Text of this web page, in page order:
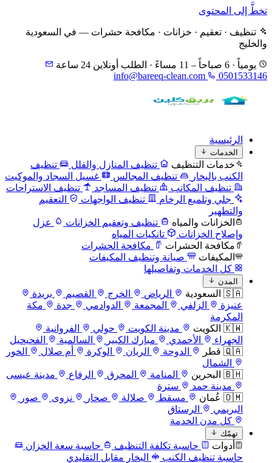
تخطَّ إلى المحتوى
تنظيف · تعقيم · خزانات · مكافحة حشرات — في السعودية
والخليج
يومياً · 6 صباحاً – 11 مساءً · الطلب أونلاين 24 ساعة
info@bareeq-clean.com
0501533146
الرئيسية
الخدمات
خدمات التنظيف تنظيف المنازل والفلل
تنظيف
الكنب بالبخار
تنظيف المجالس
غسيل السجاد والموكيت
تنظيف المكاتب
تنظيف المساجد
تنظيف الاستراحات
جلي وتلميع الرخام
تنظيف الواجهات
التعقيم
والتطهير
الخزانات والمياه
تنظيف وتعقيم الخزانات
عزل
وإصلاح الخزانات
تانكيات المياه
مكافحة الحشرات
مكافحة الحشرات
المكيفات
صيانة وتنظيف المكيفات
كل الخدمات وتفاصيلها
المدن
🇸🇦 السعودية الرياض الخرج القصيم
بريدة
عنيزة
الزلفي المجمعة الدوادمي جدة
مكة
المكرمة
🇰🇼 الكويت
مدينة الكويت حولي
الفروانية
الجهراء
الأحمدي مبارك الكبير السالمية
الفحيحيل
🇶🇦 قطر
الدوحة الريان الوكرة أم صلال
الخور
الشمال
🇧🇭 البحرين
المنامة المحرق الرفاع
مدينة عيسى
مدينة حمد
سترة
🇴🇲 عُمان
مسقط صلالة صحار نزوى
صور
البريمي
الرستاق
كل مدن الخدمة
تهمّك
أدوات حاسبة تكلفة التنظيف
حاسبة سعة الخزان
حاسبة تنظيف الكنب
البخار مقابل التقليدي